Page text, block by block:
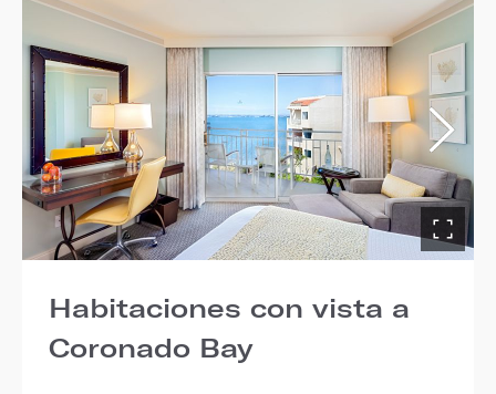
Habitaciones con vista a
Coronado Bay